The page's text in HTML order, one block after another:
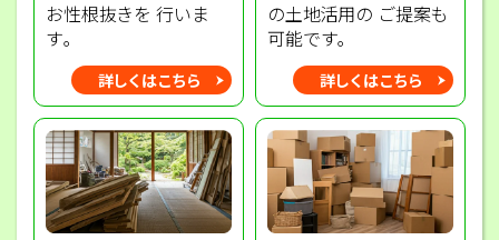
お性根抜きを 行いま
す｡
詳しくはこちら
の土地活用の ご提案も
可能です｡
詳しくはこちら